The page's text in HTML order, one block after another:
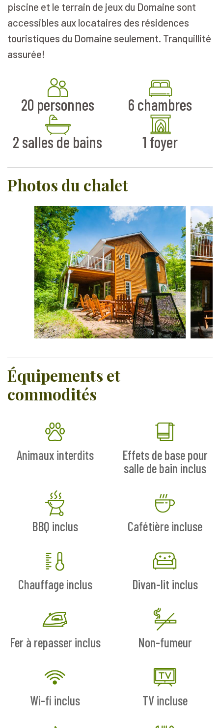
piscine et le terrain de jeux du Domaine sont
accessibles aux locataires des résidences
touristiques du Domaine seulement. Tranquillité
assurée!
20 personnes
6 chambres
2 salles de bains
1 foyer
Photos du chalet
Équipements et
commodités
Animaux interdits
Effets de base pour
salle de bain inclus
BBQ inclus Cafétière incluse
Chauffage inclus Divan-lit inclus
Fer à repasser inclus Non-fumeur
Wi-fi inclus TV incluse